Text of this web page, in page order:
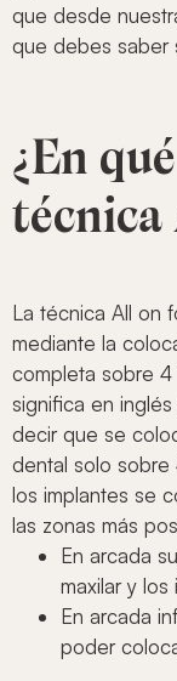
que desde
que debes saber
¿En
técnica
La técnica All on
mediante la
completa sobre
significa en inglés
decir que se
dental solo sobre
los implantes se
las zonas más
En arcada
maxilar y
En arcada
poder